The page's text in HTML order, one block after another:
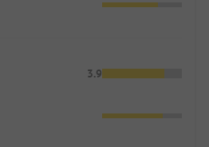
3.9